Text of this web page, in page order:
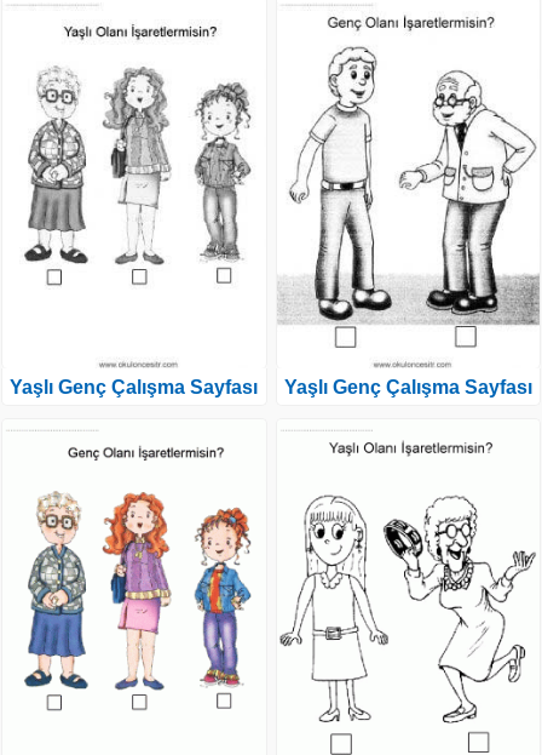
Yaşlı Genç Çalışma Sayfası Yaşlı Genç Çalışma Sayfası